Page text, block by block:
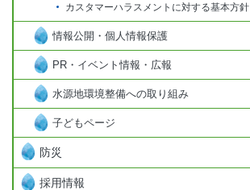
カスタマーハラスメントに対する基本方針
情報公開・個人情報保護
PR・イベント情報・広報
水源地環境整備への取り組み
子どもページ
防災
採用情報